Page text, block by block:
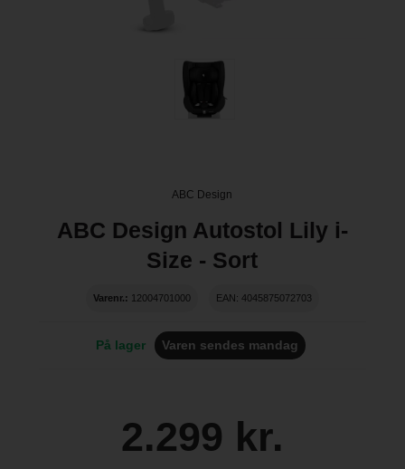
ABC Design
ABC Design Autostol Lily i-
Size - Sort
Varenr.: 12004701000 EAN: 4045875072703
På lager Varen sendes mandag
2.299 kr.